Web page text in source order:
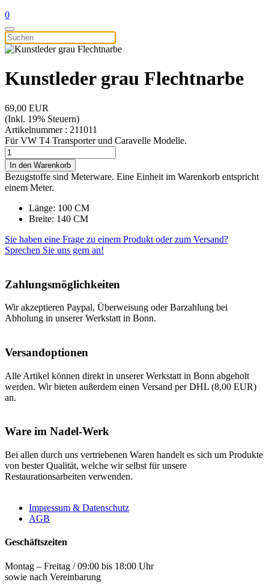
0
Kunstleder grau Flechtnarbe
69,00 EUR
(Inkl. 19% Steuern)
Artikelnummer : 211011
Für VW T4 Transporter und Caravelle Modelle.
Bezugstoffe sind Meterware. Eine Einheit im Warenkorb entspricht
einem Meter.
Länge: 100 CM
Breite: 140 CM
Sie haben eine Frage zu einem Produkt oder zum Versand?
Sprechen Sie uns gern an!
Zahlungsmöglichkeiten
Wir akzeptieren Paypal, Überweisung oder Barzahlung bei
Abholung in unserer Werkstatt in Bonn.
Versandoptionen
Alle Artikel können direkt in unserer Werkstatt in Bonn abgeholt
werden. Wir bieten außerdem einen Versand per DHL (8,00 EUR)
an.
Ware im Nadel-Werk
Bei allen durch uns vertriebenen Waren handelt es sich um Produkte
von bester Qualität, welche wir selbst für unsere
Restaurationsarbeiten verwenden.
Impressum & Datenschutz
AGB
Geschäftszeiten
Montag – Freitag / 09:00 bis 18:00 Uhr
sowie nach Vereinbarung